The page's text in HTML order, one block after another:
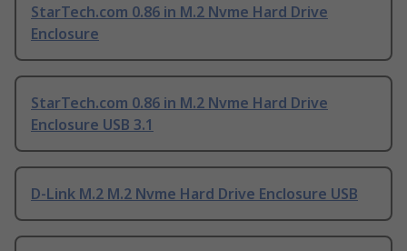
StarTech.com 0.86 in M.2 Nvme Hard Drive
Enclosure
StarTech.com 0.86 in M.2 Nvme Hard Drive
Enclosure USB 3.1
D-Link M.2 M.2 Nvme Hard Drive Enclosure USB